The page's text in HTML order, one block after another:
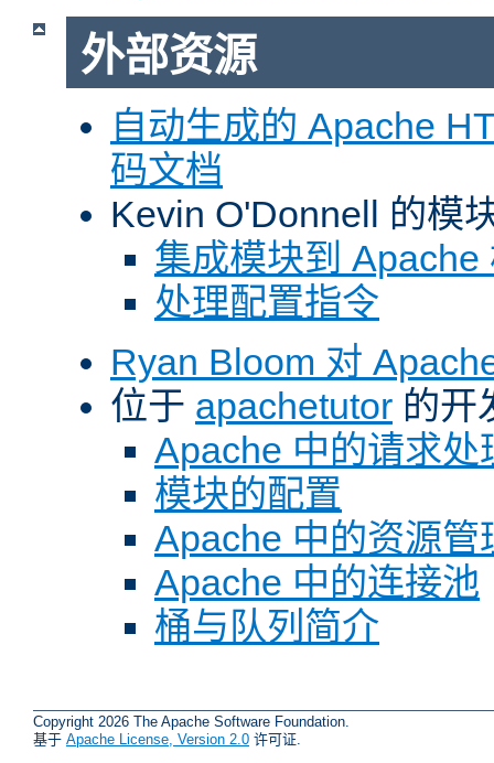
外部资源
自动生成的 Apache
码文档
Kevin O'Donnell 的模
集成模块到 Apache
处理配置指令
Ryan Bloom 对
位于 apachetutor 的开
Apache 中的请求处
模块的配置
Apache 中的资源管
Apache 中的连接池
桶与队列简介
Copyright 2026 The Apache Software Foundation.
基于 Apache License, Version 2.0 许可证.